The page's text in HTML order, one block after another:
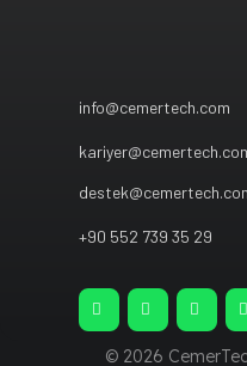
info@cemertech.com
+90 552 739 35 29
© 2026